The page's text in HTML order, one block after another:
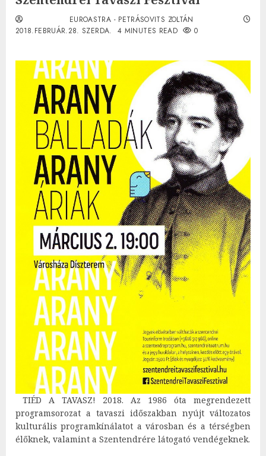
EUROASTRA - PETRÁSOVITS ZOLTÁN
2018.FEBRUÁR.28. SZERDA.
4 MINUTES READ 0
TIÉD A TAVASZ! 2018. Az 1986 óta megrendezett
programsorozat a tavaszi időszakban nyújt változatos
kulturális programkínálatot a városban és a térségben
élőknek, valamint a Szentendrére látogató vendégeknek.